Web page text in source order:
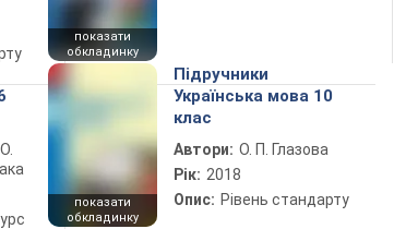
показати
обкладинку
показати
обкладинку
Підручники
Українська мова 10
клас
Автори: О. П. Глазова
Рік: 2018
Опис: Рівень стандарту